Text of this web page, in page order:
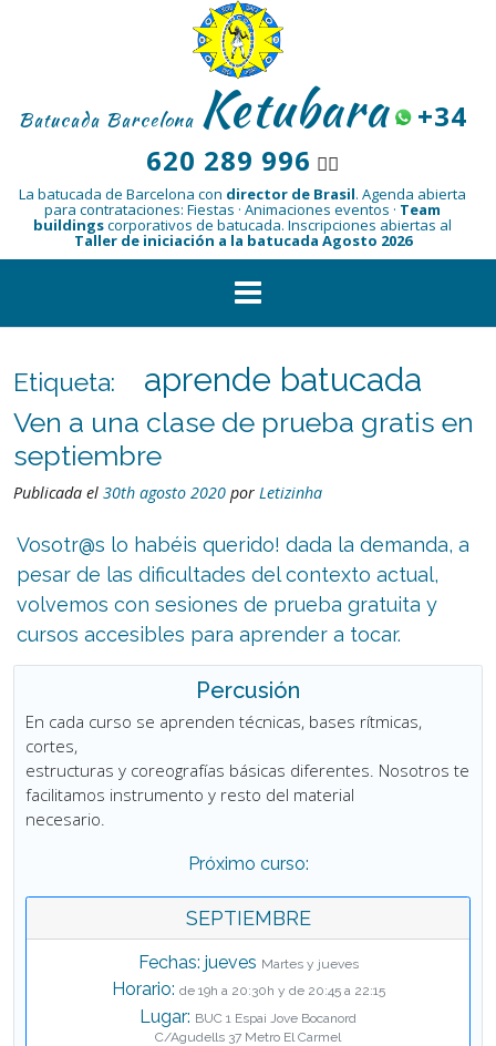
Batucada Barcelona Ketubara
+34
620 289 996 👆🏾
La batucada de Barcelona con director de Brasil. Agenda abierta
para contrataciones: Fiestas · Animaciones eventos · Team
buildingscorporativos de batucada. Inscripciones abiertas al
Taller de iniciación a la batucada Agosto 2026
Etiqueta: aprende batucada
Ven a una clase de prueba gratis en
septiembre
Publicada el 30th agosto 2020 por Letizinha
Vosotr@s lo habéis querido! dada la demanda, a
pesar de las dificultades del contexto actual,
volvemos con sesiones de prueba gratuita y
cursos accesibles para aprender a tocar.
Percusión
En cada curso se aprenden técnicas, bases rítmicas,
cortes,
estructuras y coreografías básicas diferentes. Nosotros te
facilitamos instrumento y resto del material
necesario.
Próximo curso:
SEPTIEMBRE
Fechas: jueves Martes y jueves
Horario: de 19h a 20:30h y de 20:45 a 22:15
Lugar: BUC 1 Espai Jove Bocanord
C/Agudells 37 Metro El Carmel